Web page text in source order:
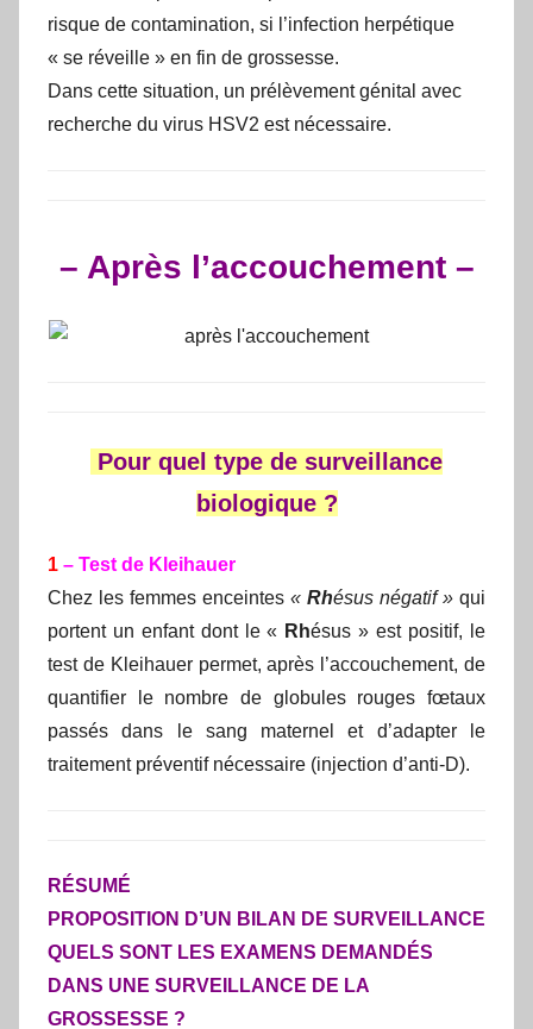
risque de contamination, si l’infection herpétique
« se réveille » en fin de grossesse.
Dans cette situation, un prélèvement génital avec
recherche du virus HSV2 est nécessaire.
– Après l’accouchement –
Pour quel type de surveillance
biologique ?
1 – Test de Kleihauer
Chez les femmes enceintes « Rhésus négatif » qui
portent un enfant dont le « Rhésus » est positif, le
test de Kleihauer permet, après l’accouchement, de
quantifier le nombre de globules rouges fœtaux
passés dans le sang maternel et d’adapter le
traitement préventif nécessaire (injection d’anti-D).
RÉSUMÉ
PROPOSITION D’UN BILAN DE SURVEILLANCE
QUELS SONT LES EXAMENS DEMANDÉS
DANS UNE SURVEILLANCE DE LA
GROSSESSE ?